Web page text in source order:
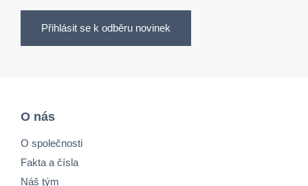
Přihlásit se k odběru novinek
O nás
O společnosti
Fakta a čísla
Náš tým